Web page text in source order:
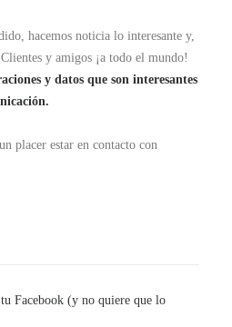
hacemos noticia lo interesante y,
y amigos ¡a todo el mundo!
y datos que son interesantes
placer estar en contacto con
Facebook (y no quiere que lo